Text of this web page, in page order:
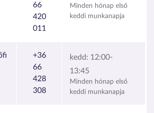
66
420
011
Minden hónap első
keddi munkanapja
+36
66
428
308
kedd: 12:00-
13:45
Minden hónap első
keddi munkanapja